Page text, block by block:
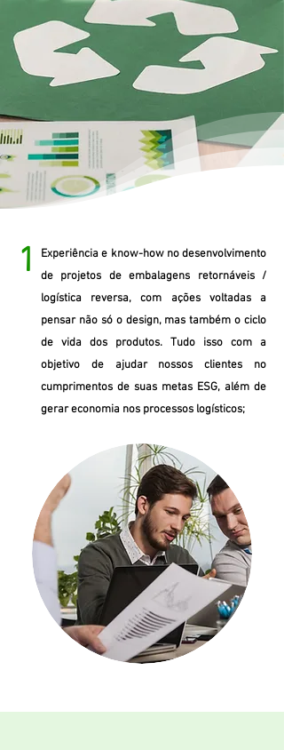
1
Experiência e know-how no desenvolvimento
de projetos de embalagens retornáveis /
logística reversa, com ações voltadas a
pensar não só o design, mas também o ciclo
de vida dos produtos. Tudo isso com a
objetivo de ajudar nossos clientes no
cumprimentos de suas metas ESG, além de
gerar economia nos processos logísticos;